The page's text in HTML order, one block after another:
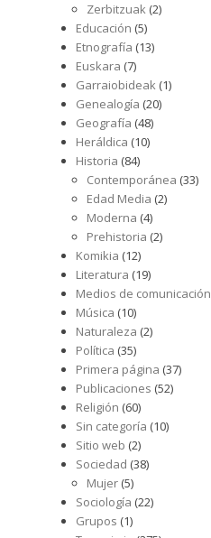
Zerbitzuak (2)
Educación (5)
Etnografía (13)
Euskara (7)
Garraiobideak (1)
Genealogía (20)
Geografía (48)
Heráldica (10)
Historia (84)
Contemporánea (33)
Edad Media (2)
Moderna (4)
Prehistoria (2)
Komikia (12)
Literatura (19)
Medios de comunicación
Música (10)
Naturaleza (2)
Política (35)
Primera página (37)
Publicaciones (52)
Religión (60)
Sin categoría (10)
Sitio web (2)
Sociedad (38)
Mujer (5)
Sociología (22)
Grupos (1)